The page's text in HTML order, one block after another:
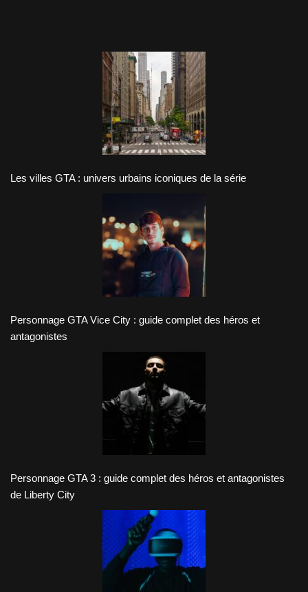
Les villes GTA : univers urbains iconiques de la série
Personnage GTA Vice City : guide complet des héros et
antagonistes
Personnage GTA 3 : guide complet des héros et antagonistes
de Liberty City